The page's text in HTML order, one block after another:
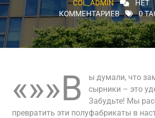
COL_ADMIN
НЕТ
КОММЕНТАРИЕВ
0
«»»В
ы думали, что
сырники – это
Забудьте! Мы
превратить эти полуфабрикаты в